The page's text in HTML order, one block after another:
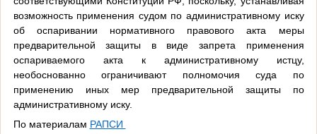
возможность применения судом по административному иску
об оспаривании нормативного правового акта меры
предварительной защиты в виде запрета применения
оспариваемого акта к административному истцу,
необоснованно ограничивают полномочия суда по
применению иных мер предварительной защиты по
административному иску.
По материалам РАПСИ